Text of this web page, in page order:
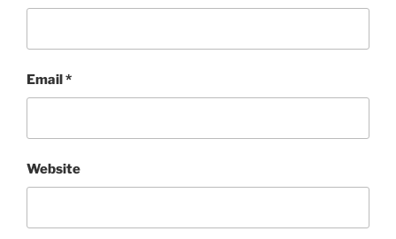
Email*
Website